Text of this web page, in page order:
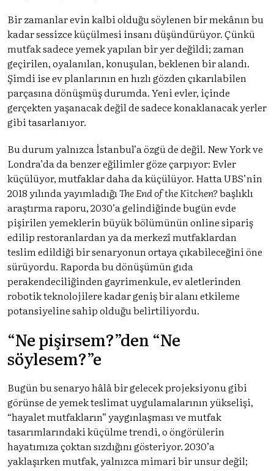
Bir zamanlar evin kalbi olduğu söylenen bir mekânın bu
kadar sessizce küçülmesi insanı düşündürüyor. Çünkü
mutfak sadece yemek yapılan bir yer değildi; zaman
geçirilen, oyalanılan, konuşulan, beklenen bir alandı.
Şimdi ise ev planlarının en hızlı gözden çıkarılabilen
parçasına dönüşmüş durumda. Yeni evler, içinde
gerçekten yaşanacak değil de sadece konaklanacak yerler
gibi tasarlanıyor.
Bu durum yalnızca İstanbul’a özgü de değil. New York ve
Londra’da da benzer eğilimler göze çarpıyor: Evler
küçülüyor, mutfaklar daha da küçülüyor. Hatta UBS’nin
2018 yılında yayımladığı The End of the Kitchen?başlıklı
araştırma raporu, 2030’a gelindiğinde bugün evde
pişirilen yemeklerin büyük bölümünün online sipariş
edilip restoranlardan ya da merkezî mutfaklardan
teslim edildiği bir senaryonun ortaya çıkabileceğini öne
sürüyordu. Raporda bu dönüşümün gıda
perakendeciliğinden gayrimenkule, ev aletlerinden
robotik teknolojilere kadar geniş bir alanı etkileme
potansiyeline sahip olduğu belirtiliyordu.
“Ne pişirsem?”den “Ne
söylesem?”e
Bugün bu senaryo hâlâ bir gelecek projeksiyonu gibi
görünse de yemek teslimat uygulamalarının yükselişi,
“hayalet mutfakların” yaygınlaşması ve mutfak
tasarımlarındaki küçülme trendi, o öngörülerin
hayatımıza çoktan sızdığını gösteriyor. 2030’a
yaklaşırken mutfak, yalnızca mimari bir unsur değil;